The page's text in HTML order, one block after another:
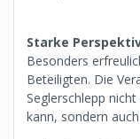
Starke
Besonders
Beteiligten. Die
Seglerschlepp
kann, sondern